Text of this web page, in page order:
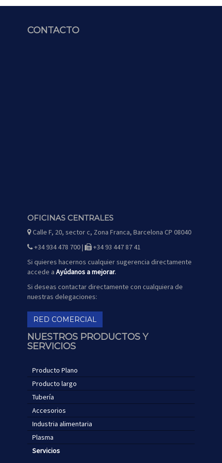
CONTACTO
OFICINAS CENTRALES
icono
mapa
Calle F, 20, sector c, Zona Franca, Barcelona CP 08040
icono
teléfono
+34 934 478 700 |
icono
fax
+34 93 447 87 41
Si quieres hacernos cualquier sugerencia directamente
accede a Ayúdanos a mejorar.
Si deseas contactar directamente con cualquiera de
nuestras delegaciones:
RED COMERCIAL
NUESTROS PRODUCTOS Y
SERVICIOS
Producto Plano
Producto largo
Tubería
Accesorios
Industria alimentaria
Plasma
Servicios